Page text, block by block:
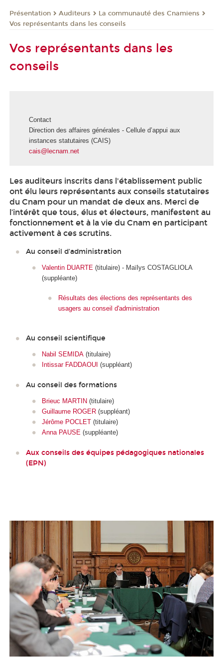
Présentation Auditeurs
La communauté des Cnamiens
Vos représentants dans les conseils
Vos représentants dans les
conseils
Contact
Direction des affaires générales - Cellule d’appui aux
instances statutaires (CAIS)
cais@lecnam.net
Les auditeurs inscrits dans l'établissement public
ont élu leurs représentants aux conseils statutaires
du Cnam pour un mandat de deux ans. Merci de
l’intérêt que tous, élus et électeurs, manifestent au
fonctionnement et à la vie du Cnam en participant
activement à ces scrutins.
Au conseil d'administration
Valentin DUARTE (titulaire) - Maïlys COSTAGLIOLA
(suppléante)
Résultats des élections des représentants des
usagers au conseil d'administration
Au conseil scientifique
Nabil SEMIDA (titulaire)
Intissar FADDAOUI (suppléant)
Au conseil des formations
Brieuc MARTIN (titulaire)
Guillaume ROGER (suppléant)
Jérôme POCLET (titulaire)
Anna PAUSE (suppléante)
Aux conseils des équipes pédagogiques nationales
(EPN)